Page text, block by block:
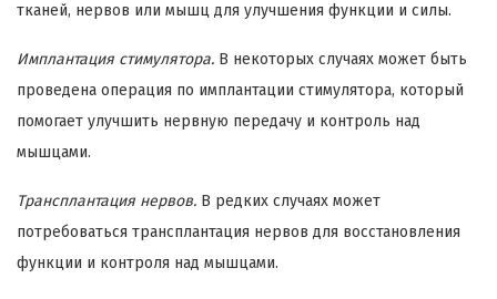
тканей, нервов или мышц для улучшения функции и силы.
Имплантация стимулятора. В некоторых случаях может быть
проведена операция по имплантации стимулятора, который
помогает улучшить нервную передачу и контроль над
мышцами.
Трансплантация нервов. В редких случаях может
потребоваться трансплантация нервов для восстановления
функции и контроля над мышцами.